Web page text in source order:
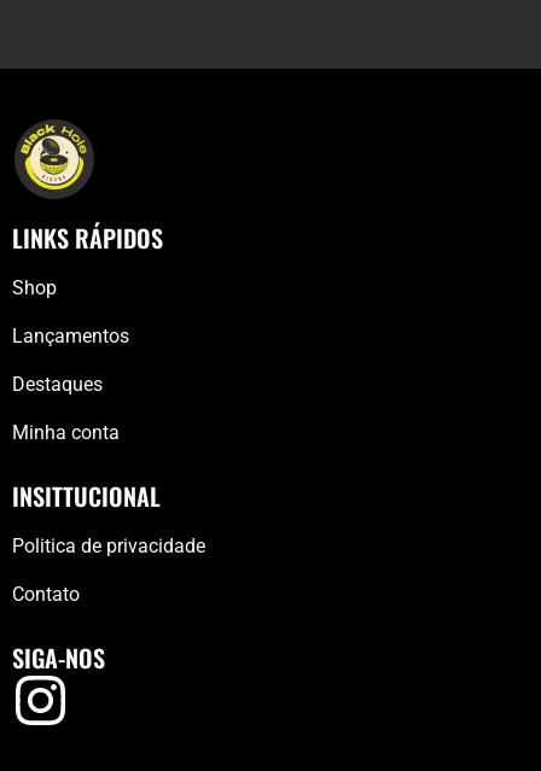
LINKS RÁPIDOS
Shop
Lançamentos
Destaques
Minha conta
INSITTUCIONAL
Politica de privacidade
Contato
SIGA-NOS